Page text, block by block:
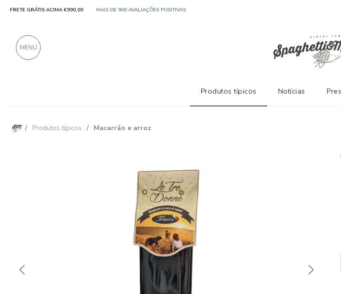
/ Produtos típicos / Macarrão e arroz
FRETE GRÁTIS ACIMA €990,00 SOMENTE PRODUTOS DE EXCELENTES FABRICANTES
MENU
Produtos típicos Notícias